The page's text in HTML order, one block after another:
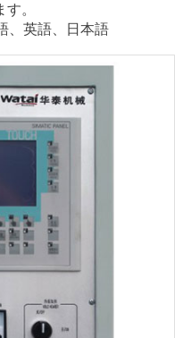
。
、英語、日本語